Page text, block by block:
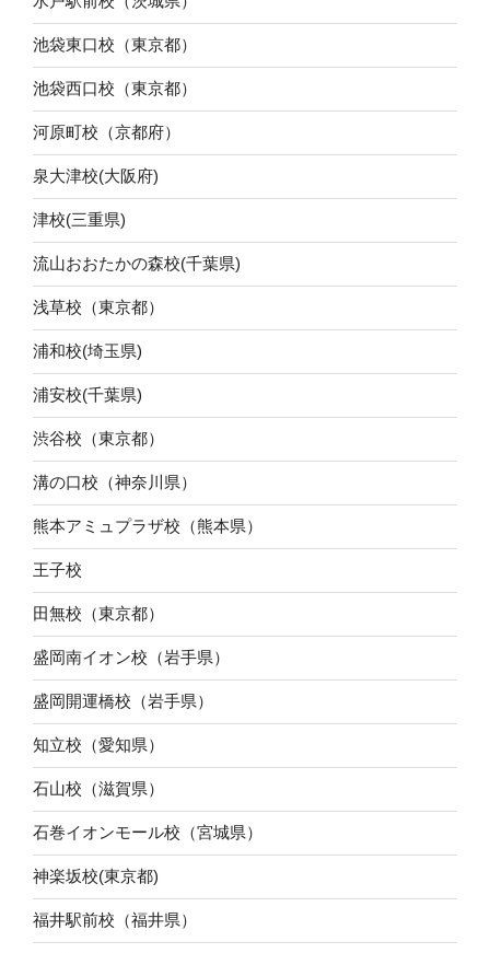
池袋東口校（東京都）
池袋西口校（東京都）
河原町校（京都府）
泉大津校(大阪府)
津校(三重県)
流山おおたかの森校(千葉県)
浅草校（東京都）
浦和校(埼玉県)
浦安校(千葉県)
渋谷校（東京都）
溝の口校（神奈川県）
熊本アミュプラザ校（熊本県）
王子校
田無校（東京都）
盛岡南イオン校（岩手県）
盛岡開運橋校（岩手県）
知立校（愛知県）
石山校（滋賀県）
石巻イオンモール校（宮城県）
神楽坂校(東京都)
福井駅前校（福井県）